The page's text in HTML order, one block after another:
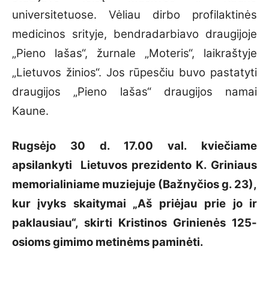
universitetuose. Vėliau dirbo profilaktinės
medicinos srityje, bendradarbiavo draugijoje
„Pieno lašas“, žurnale „Moteris“, laikraštyje
„Lietuvos žinios“. Jos rūpesčiu buvo pastatyti
draugijos „Pieno lašas“ draugijos namai
Kaune.
Rugsėjo 30 d. 17.00 val. kviečiame
apsilankyti Lietuvos prezidento K. Griniaus
memorialiniame muziejuje (Bažnyčios g. 23),
kur įvyks skaitymai „Aš priėjau prie jo ir
paklausiau“, skirti Kristinos Grinienės 125-
osioms gimimo metinėms paminėti.